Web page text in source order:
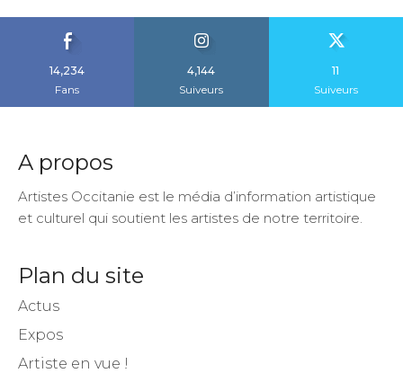
14,234
Fans
4,144
Suiveurs
11
Suiveurs
A propos
Artistes Occitanie est le média d’information artistique
et culturel qui soutient les artistes de notre territoire.
Plan du site
Actus
Expos
Artiste en vue !